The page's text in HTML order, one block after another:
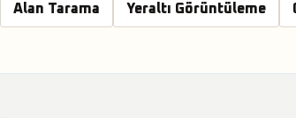
Alan Tarama Yeraltı Görüntüleme